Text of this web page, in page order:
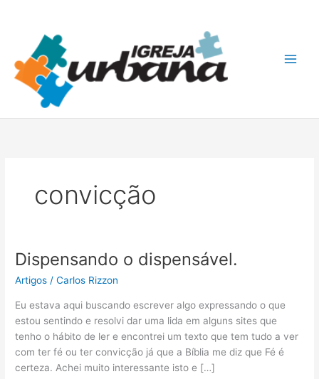
conteúdo
convicção
Dispensando o dispensável.
Artigos /Carlos Rizzon
Eu estava aqui buscando escrever algo expressando o que
estou sentindo e resolvi dar uma lida em alguns sites que
tenho o hábito de ler e encontrei um texto que tem tudo a ver
com ter fé ou ter convicção já que a Bíblia me diz que Fé é
certeza. Achei muito interessante isto e […]
Dispensando
dispensável.
u